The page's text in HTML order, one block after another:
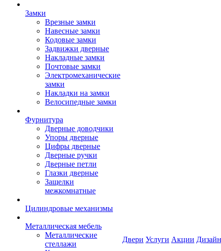
Замки
Врезные замки
Навесные замки
Кодовые замки
Задвижки дверные
Накладные замки
Почтовые замки
Электромеханические
замки
Накладки на замки
Велосипедные замки
Фурнитура
Дверные доводчики
Упоры дверные
Цифры дверные
Дверные ручки
Дверные петли
Глазки дверные
Защелки
межкомнатные
Цилиндровые механизмы
Металлическая мебель
Металлические
стеллажи
Двери Услуги Акции